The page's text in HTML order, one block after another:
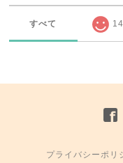
すべて
プライバシーポリ